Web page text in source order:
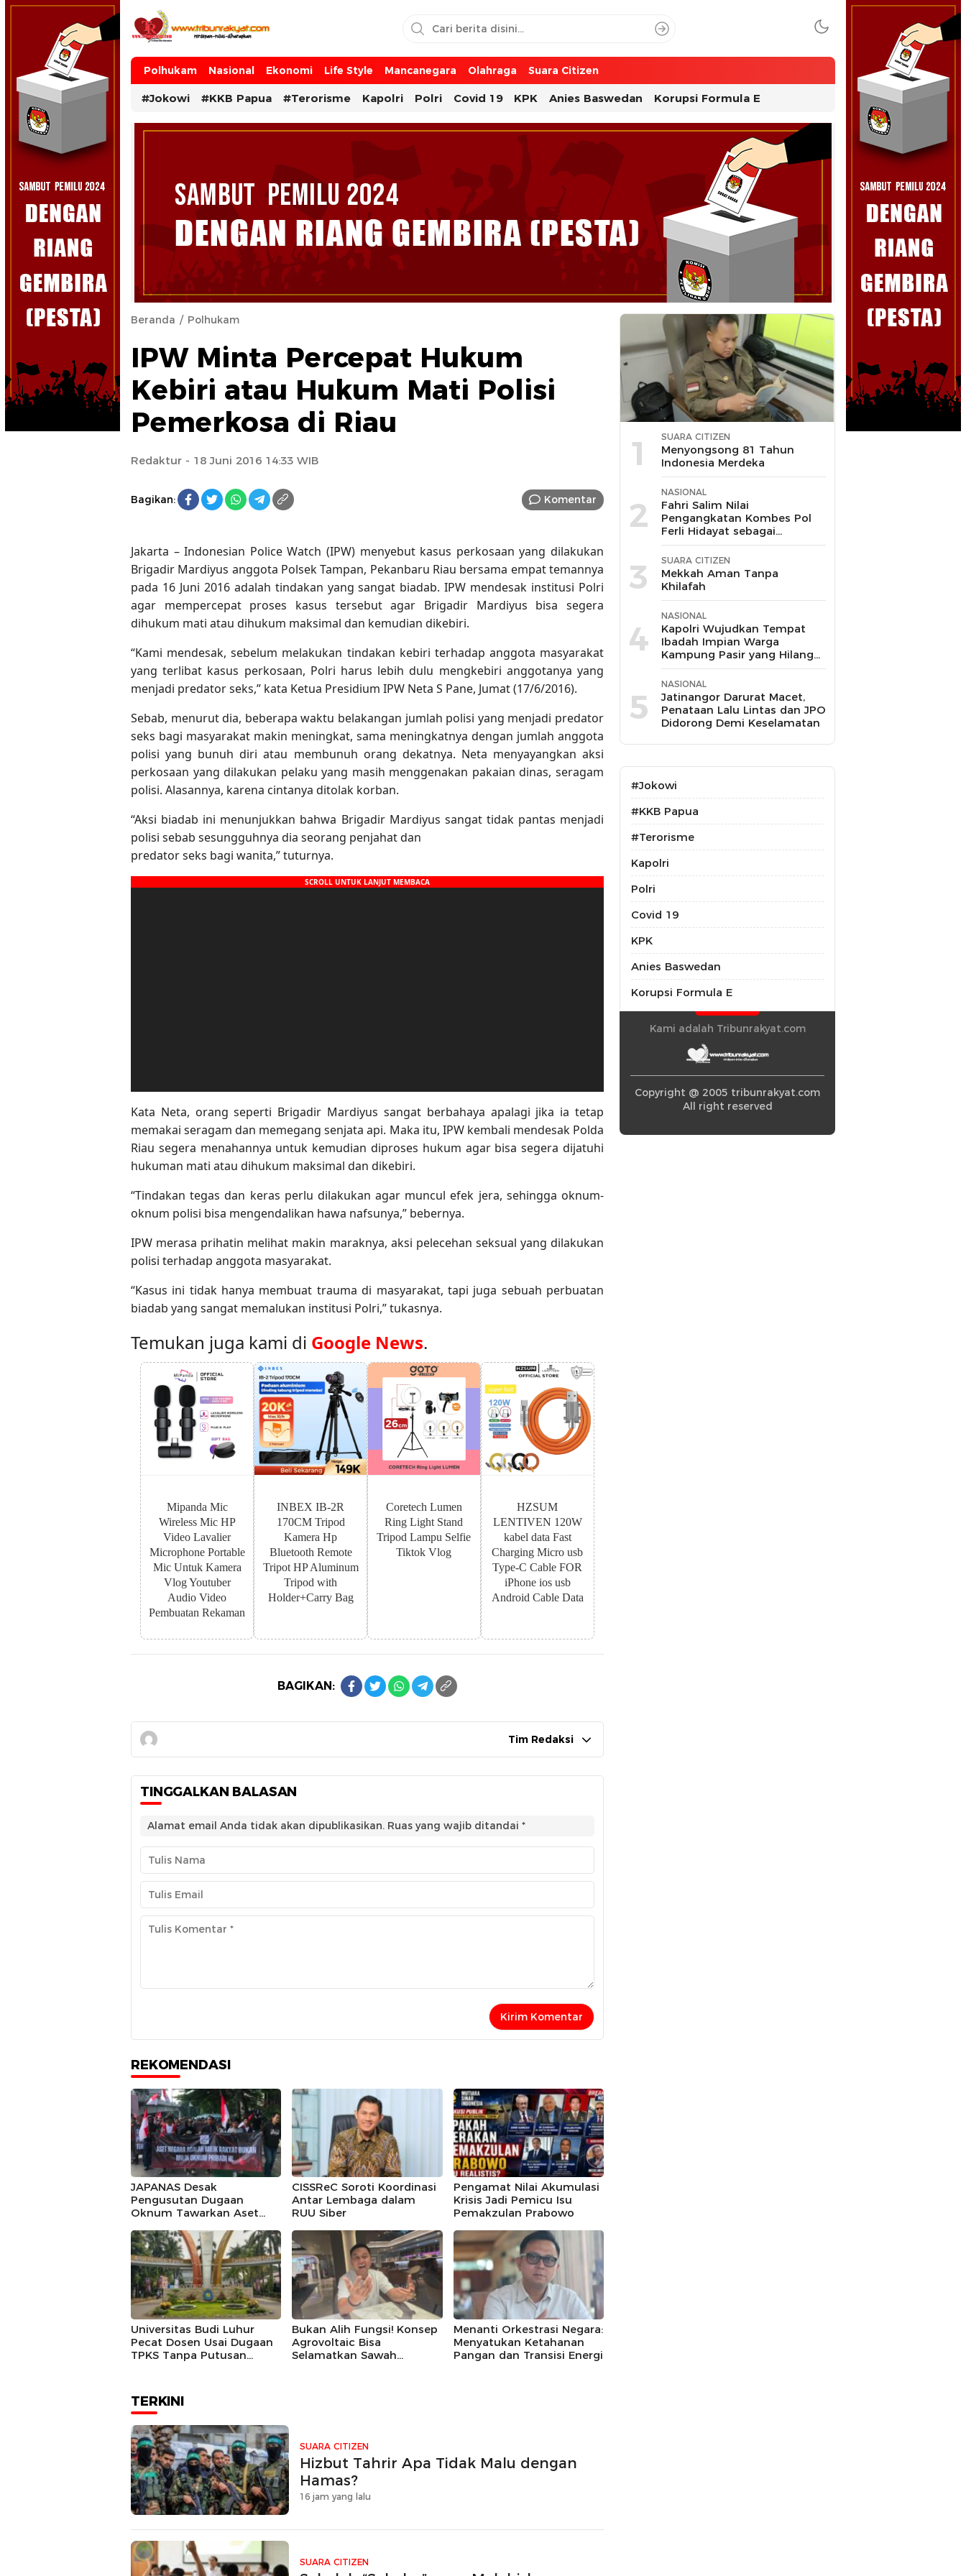
Tribun Rakyat
Tulus – Terdepan – Diharapkan
Polhukam Nasional Ekonomi Life Style Mancanegara Olahraga Suara Citizen
#Jokowi #KKB Papua #Terorisme Kapolri Polri Covid 19 KPK Anies Baswedan Korupsi Formula E
Beranda Polhukam
IPW Minta Percepat Hukum
Kebiri atau Hukum Mati Polisi
Pemerkosa di Riau
Redaktur - 18 Juni 2016 14:33 WIB
Bagikan: Komentar
Jakarta – Indonesian Police Watch (IPW) menyebut kasus perkosaan yang dilakukan
Brigadir Mardiyus anggota Polsek Tampan, Pekanbaru Riau bersama empat temannya
pada 16 Juni 2016 adalah tindakan yang sangat biadab. IPW mendesak institusi Polri
agar mempercepat proses kasus tersebut agar Brigadir Mardiyus bisa segera
dihukum mati atau dihukum maksimal dan kemudian dikebiri.
“Kami mendesak, sebelum melakukan tindakan kebiri terhadap anggota masyarakat
yang terlibat kasus perkosaan, Polri harus lebih dulu mengkebiri anggotanya yang
menjadi predator seks,” kata Ketua Presidium IPW Neta S Pane, Jumat (17/6/2016).
Sebab, menurut dia, beberapa waktu belakangan jumlah polisi yang menjadi predator
seks bagi masyarakat makin meningkat, sama meningkatnya dengan jumlah anggota
polisi yang bunuh diri atau membunuh orang dekatnya. Neta menyayangkan aksi
perkosaan yang dilakukan pelaku yang masih menggenakan pakaian dinas, seragam
polisi. Alasannya, karena cintanya ditolak korban.
“Aksi biadab ini menunjukkan bahwa Brigadir Mardiyus sangat tidak pantas menjadi
polisi sebab sesungguhnya dia seorang penjahat dan
predator seks bagi wanita,” tuturnya.
Kata Neta, orang seperti Brigadir Mardiyus sangat berbahaya apalagi jika ia tetap
memakai seragam dan memegang senjata api. Maka itu, IPW kembali mendesak Polda
Riau segera menahannya untuk kemudian diproses hukum agar bisa segera dijatuhi
hukuman mati atau dihukum maksimal dan dikebiri.
“Tindakan tegas dan keras perlu dilakukan agar muncul efek jera, sehingga oknum-
oknum polisi bisa mengendalikan hawa nafsunya,” bebernya.
IPW merasa prihatin melihat makin maraknya, aksi pelecehan seksual yang dilakukan
polisi terhadap anggota masyarakat.
“Kasus ini tidak hanya membuat trauma di masyarakat, tapi juga sebuah perbuatan
biadab yang sangat memalukan institusi Polri,” tukasnya.
Temukan juga kami di Google News.
Mipanda Mic
Wireless Mic HP
Video Lavalier
Microphone Portable
Mic Untuk Kamera
Vlog Youtuber
Audio Video
Pembuatan Rekaman
INBEX IB-2R
170CM Tripod
Kamera Hp
Bluetooth Remote
Tripot HP Aluminum
Tripod with
Holder+Carry Bag
Coretech Lumen
Ring Light Stand
Tripod Lampu Selfie
Tiktok Vlog
HZSUM
LENTIVEN 120W
kabel data Fast
Charging Micro usb
Type-C Cable FOR
iPhone ios usb
Android Cable Data
BAGIKAN:
Tim Redaksi
TINGGALKAN BALASAN
Alamat email Anda tidak akan dipublikasikan. Ruas yang wajib ditandai *
REKOMENDASI
JAPANAS Desak
Pengusutan Dugaan
Oknum Tawarkan Aset
Turun Tangan
CISSReC Soroti Koordinasi
Antar Lembaga dalam
RUU Siber
Pengamat Nilai Akumulasi
Krisis Jadi Pemicu Isu
Pemakzulan Prabowo
Universitas Budi Luhur
Pecat Dosen Usai Dugaan
TPKS Tanpa Putusan
Bukan Alih Fungsi! Konsep
Agrovoltaic Bisa
Selamatkan Sawah
Menanti Orkestrasi Negara:
Menyatukan Ketahanan
Pangan dan Transisi Energi
TERKINI
SUARA CITIZEN
Hizbut Tahrir Apa Tidak Malu dengan
Hamas?
16 jam yang lalu
SUARA CITIZEN
1 SUARA CITIZEN
Menyongsong 81 Tahun
Indonesia Merdeka
2
NASIONAL
Fahri Salim Nilai
Pengangkatan Kombes Pol
Ferli Hidayat sebagai
Korspripim Polri Sah dan
Patut Dihormati
3 SUARA CITIZEN
Mekkah Aman Tanpa
Khilafah
4
NASIONAL
Kapolri Wujudkan Tempat
Ibadah Impian Warga
Kampung Pasir yang Hilang
Selama 10 Tahun
5
NASIONAL
Jatinangor Darurat Macet,
Penataan Lalu Lintas dan JPO
Didorong Demi Keselamatan
#Jokowi
#KKB Papua
#Terorisme
Kapolri
Polri
Covid 19
KPK
Anies Baswedan
Korupsi Formula E
Kami adalah Tribunrakyat.com
Copyright @ 2005 tribunrakyat.com
All right reserved